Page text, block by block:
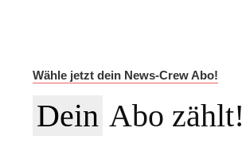
Wähle jetzt dein News-Crew Abo!
Dein Abo zählt!